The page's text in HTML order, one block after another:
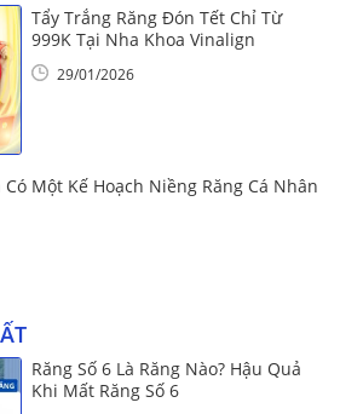
Tẩy Trắng Răng Đón Tết Chỉ Từ
999K Tại Nha Khoa Vinalign
29/01/2026
Một Kế Hoạch Niềng Răng Cá Nhân
Răng Số 6 Là Răng Nào? Hậu Quả
Khi Mất Răng Số 6